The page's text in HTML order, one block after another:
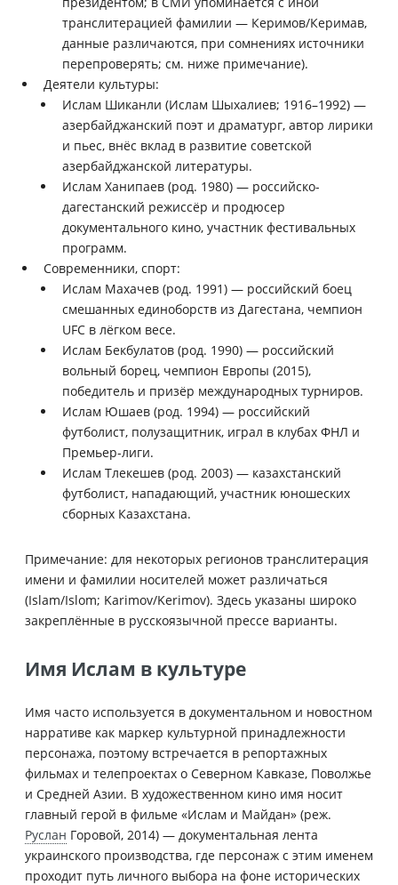
транслитерацией фамилии — Керимов/Керимав,
данные различаются, при сомнениях источники
перепроверять; см. ниже примечание).
Деятели культуры:
Ислам Шиканли (Ислам Шыхалиев; 1916–1992) —
азербайджанский поэт и драматург, автор лирики
и пьес, внёс вклад в развитие советской
азербайджанской литературы.
Ислам Ханипаев (род. 1980) — российско-
дагестанский режиссёр и продюсер
документального кино, участник фестивальных
программ.
Современники, спорт:
Ислам Махачев (род. 1991) — российский боец
смешанных единоборств из Дагестана, чемпион
UFC в лёгком весе.
Ислам Бекбулатов (род. 1990) — российский
вольный борец, чемпион Европы (2015),
победитель и призёр международных турниров.
Ислам Юшаев (род. 1994) — российский
футболист, полузащитник, играл в клубах ФНЛ и
Премьер-лиги.
Ислам Тлекешев (род. 2003) — казахстанский
футболист, нападающий, участник юношеских
сборных Казахстана.
Примечание: для некоторых регионов транслитерация
имени и фамилии носителей может различаться
(Islam/Islom; Karimov/Kerimov). Здесь указаны широко
закреплённые в русскоязычной прессе варианты.
Имя Ислам в культуре
Имя часто используется в документальном и новостном
нарративе как маркер культурной принадлежности
персонажа, поэтому встречается в репортажных
фильмах и телепроектах о Северном Кавказе, Поволжье
и Средней Азии. В художественном кино имя носит
главный герой в фильме «Ислам и Майдан» (реж.
Руслан Горовой, 2014) — документальная лента
украинского производства, где персонаж с этим именем
проходит путь личного выбора на фоне исторических